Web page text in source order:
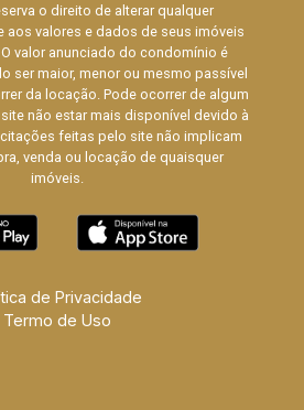
o direito de alterar qualquer
aos valores e dados de seus imóveis
valor anunciado do condomínio é
ser maior, menor ou mesmo passível
da locação. Pode ocorrer de algum
não estar mais disponível devido à
feitas pelo site não implicam
venda ou locação de quaisquer
imóveis.
de Privacidade
Termo de Uso